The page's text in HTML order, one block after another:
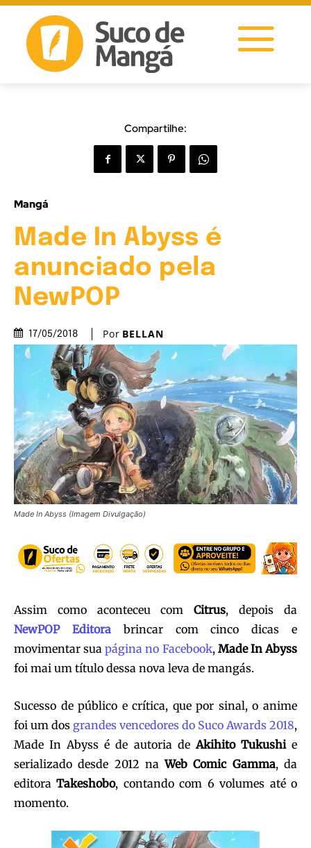
Compartilhe:
Mangá
Made In Abyss é
anunciado pela
NewPOP
17/05/2018 Por BELLAN
Made In Abyss (Imagem Divulgação)
Assim como aconteceu comCitrus, depois da
NewPOP Editorabrincar com cinco dicas e
movimentar suapágina no Facebook, Made In Abyss
foi mai um título dessa nova leva de mangás.
Sucesso de público e crítica, que por sinal, o anime
foi um dos grandes vencedores do Suco Awards 2018,
Made In Abyss é de autoria deAkihito Tukushie
serializado desde 2012 naWeb Comic Gamma, da
editoraTakeshobo, contando com 6 volumes até o
momento.